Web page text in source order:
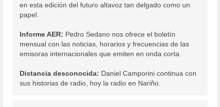
en esta edición del futuro altavoz tan delgado como un
papel.
Informe AER: Pedro Sedano nos ofrece el boletín
mensual con las noticias, horarios y frecuencias de las
emisoras internacionales que emiten en onda corta.
Distancia desconocida: Daniel Camporini continua con
sus historias de radio, hoy la radio en Nariño.